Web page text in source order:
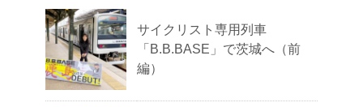
サイクリスト専用列車
「B.B.BASE」で茨城へ（前
編）